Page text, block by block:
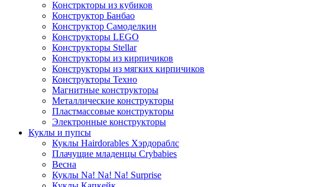
Констркторы из кубиков
Конструктор Банбао
Конструктор Самоделкин
Конструкторы LEGO
Конструкторы Stellar
Конструкторы из кирпичиков
Конструкторы из мягких кирпичиков
Конструкторы Техно
Магнитные конструкторы
Металлические конструкторы
Пластмассовые конструкторы
Электронные конструкторы
Куклы и пупсы
Куклы Hairdorables Хэрдораблс
Плачущие младенцы Crybabies
Весна
Куклы Na! Na! Na! Surprise